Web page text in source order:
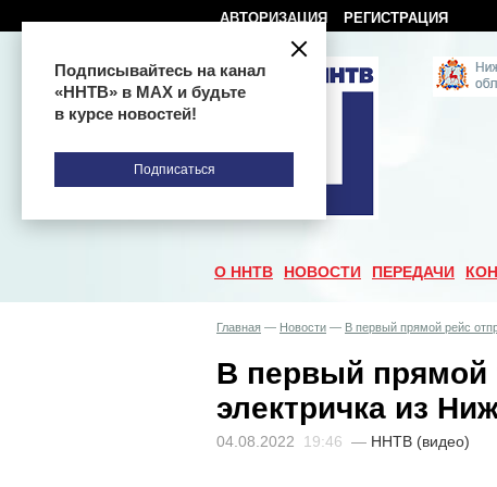
АВТОРИЗАЦИЯ РЕГИСТРАЦИЯ
О ННТВ НОВОСТИ ПЕРЕДАЧИ
Главная — Новости — В первый прямой рейс
В первый прямой
электричка из
04.08.2022 19:46 — ННТВ (видео)
Подписывайтесь на канал
«ННТВ» в МАХ и будьте
в курсе новостей!
Подписаться